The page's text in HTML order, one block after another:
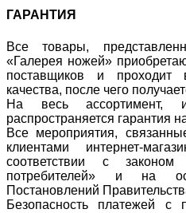
ГАРАНТИЯ
Все товары,
«Галерея ножей»
поставщиков и проходит
качества, после чего
На весь ассортимент,
распространяется гарантия
Все мероприятия,
клиентами интернет-
соответствии с
потребителей» и на
Постановлений
Безопасность платежей с